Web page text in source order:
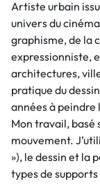
Artiste urbain
univers du
graphisme, de la
expressionniste,
architectures,
pratique du
années à peindre
Mon travail, basé
mouvement.
»), le dessin et la
types de supports